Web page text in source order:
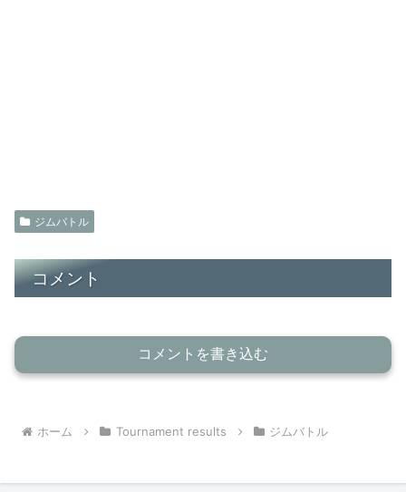
ジムバトル
コメント
コメントを書き込む
ホーム Tournament results ジムバトル